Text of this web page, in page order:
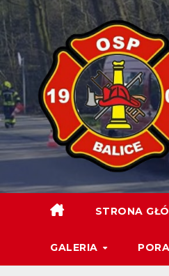
STRONA
GALERIA